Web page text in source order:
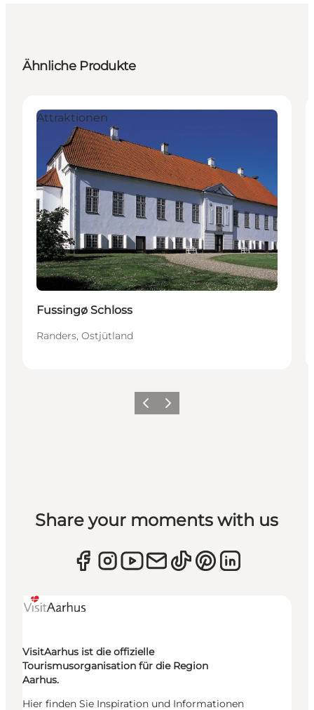
Ähnliche Produkte
Attraktionen
Fussingø Schloss
Randers, Ostjütland
ZurückWeiter
Share your moments with us
VisitAarhus ist die offizielle
Tourismusorganisation für die Region
Aarhus.
Hier finden Sie Inspiration und Informationen